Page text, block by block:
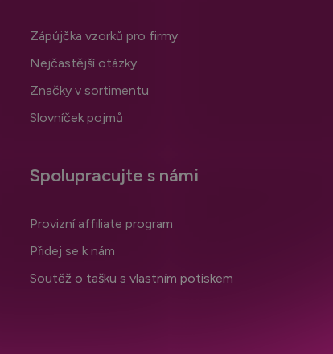
Zápůjčka vzorků pro firmy
Nejčastější otázky
Značky v sortimentu
Slovníček pojmů
Spolupracujte s námi
Provizní affiliate program
Přidej se k nám
Soutěž o tašku s vlastním potiskem